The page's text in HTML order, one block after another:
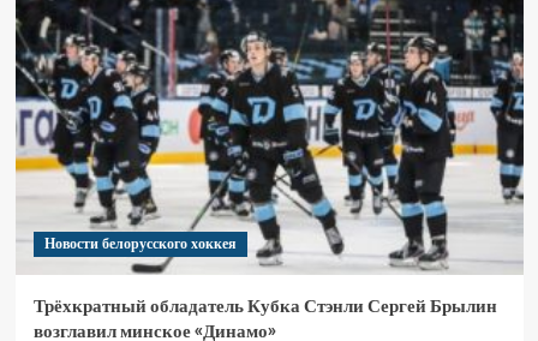
Новости белорусского хоккея
Трёхкратный обладатель Кубка Стэнли Сергей Брылин
возглавил минское «Динамо»